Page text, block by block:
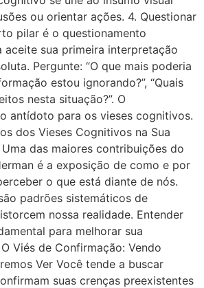
ou orientar ações. 4. Questionar
pilar é o questionamento
aceite sua primeira interpretação
Pergunte: “O que mais poderia
estou ignorando?”, “Quais
nesta situação?”. O
antídoto para os vieses cognitivos.
dos Vieses Cognitivos na Sua
das maiores contribuições do
é a exposição de como e por
o que está diante de nós.
padrões sistemáticos de
nossa realidade. Entender
para melhorar sua
Viés de Confirmação: Vendo
Ver Você tende a buscar
suas crenças preexistentes